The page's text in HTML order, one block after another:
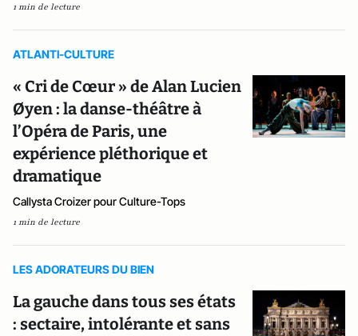
1 min de lecture
ATLANTI-CULTURE
« Cri de Cœur » de Alan Lucien
Øyen : la danse-théâtre à
l’Opéra de Paris, une
expérience pléthorique et
dramatique
Callysta Croizer pour Culture-Tops
1 min de lecture
LES ADORATEURS DU BIEN
La gauche dans tous ses états
: sectaire, intolérante et sans